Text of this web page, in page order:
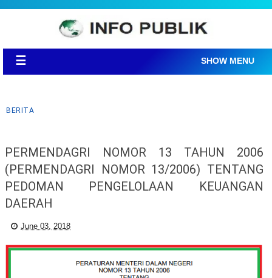
☰ SHOW MENU
BERITA
PERMENDAGRI NOMOR 13 TAHUN 2006
(PERMENDAGRI NOMOR 13/2006) TENTANG
PEDOMAN PENGELOLAAN KEUANGAN
DAERAH
June 03, 2018